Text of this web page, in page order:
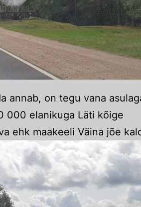
annab, on tegu vana
000 elanikuga Läti kõige
ehk maakeeli Väina jõe